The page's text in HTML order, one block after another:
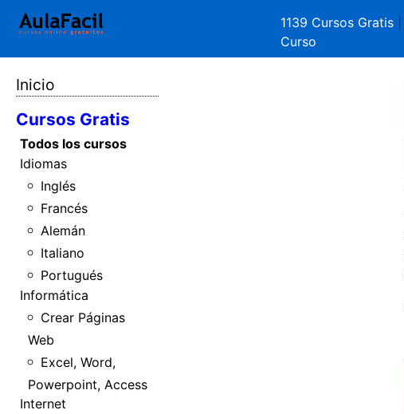
1139 Cursos Gratis
Curso
Inicio
Cursos Gratis
Todos los cursos
Idiomas
Inglés
Francés
Alemán
Italiano
Portugués
Informática
Crear Páginas
Web
Excel, Word,
Powerpoint, Access
Internet